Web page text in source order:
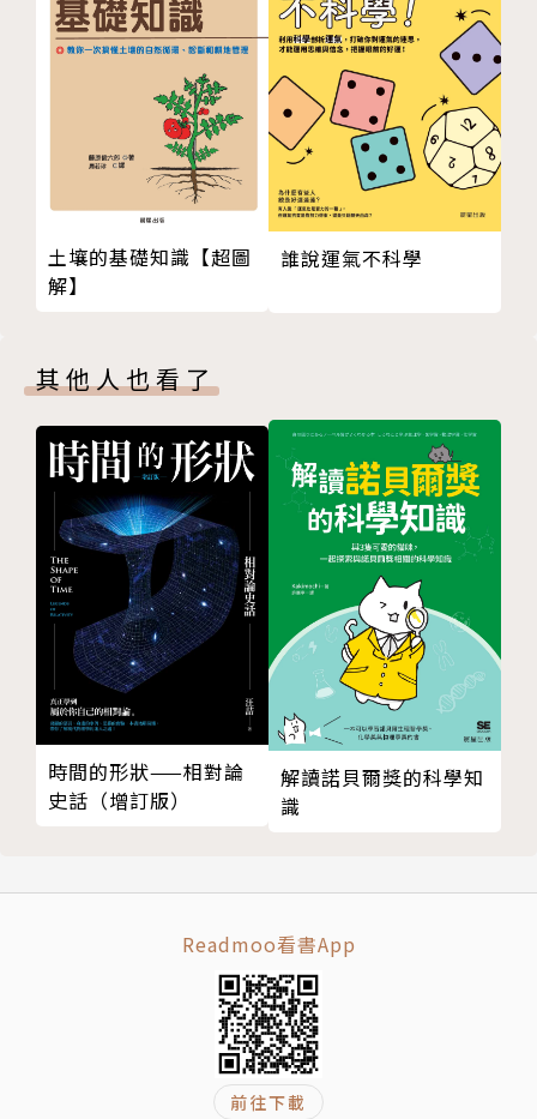
本書充滿各種大膽清晰的資訊圖表及數據，
簡明揭示我們不願面對的真相。
獻給所有關心這個地球、想了解這個環保議題的讀者
＊本書資料來自以下機構：美國氣候網（climate.go
v）、跨政府氣候委員會 (IPCC)、英國氣象局、美國航
太總署（NASA）、數據看世界（ourworlddata.or
g）、聯合國、世界自然基金會（WWF）等等。
作者簡介
大衛．吉柏森（David Gibson）
視覺圖表大師；平面設計工作室 Draft Associates 的
創辦人。他曾為 Laurence King 和建築協會編寫書
籍，並且是廣受好評的 Visual Aid 和 Visual Aid 2
（Black Dog Publishing，2010 年、2011 年）的作
者。
譯者簡介
曾智緯
土壤的基礎知識【超圖
解】
誰說運氣不科學
其他人也看了
時間的形狀——相對論
史話（增訂版）
解讀諾貝爾獎的科學知
識
Readmoo看書App
前往下載